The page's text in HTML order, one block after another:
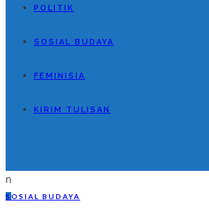
POLITIK
SOSIAL BUDAYA
FEMINISIA
KIRIM TULISAN
n
S OSIAL BUDAYA